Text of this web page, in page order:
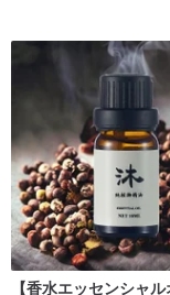
【香水エッセンシャル